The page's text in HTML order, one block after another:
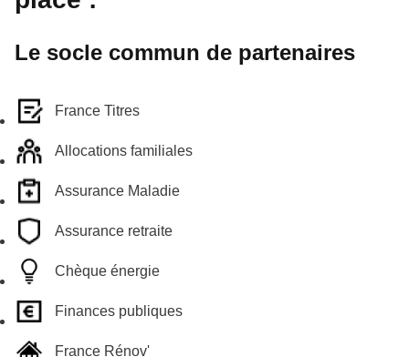
Le socle commun de partenaires
France Titres
Allocations familiales
Assurance Maladie
Assurance retraite
Chèque énergie
Finances publiques
France Rénov'